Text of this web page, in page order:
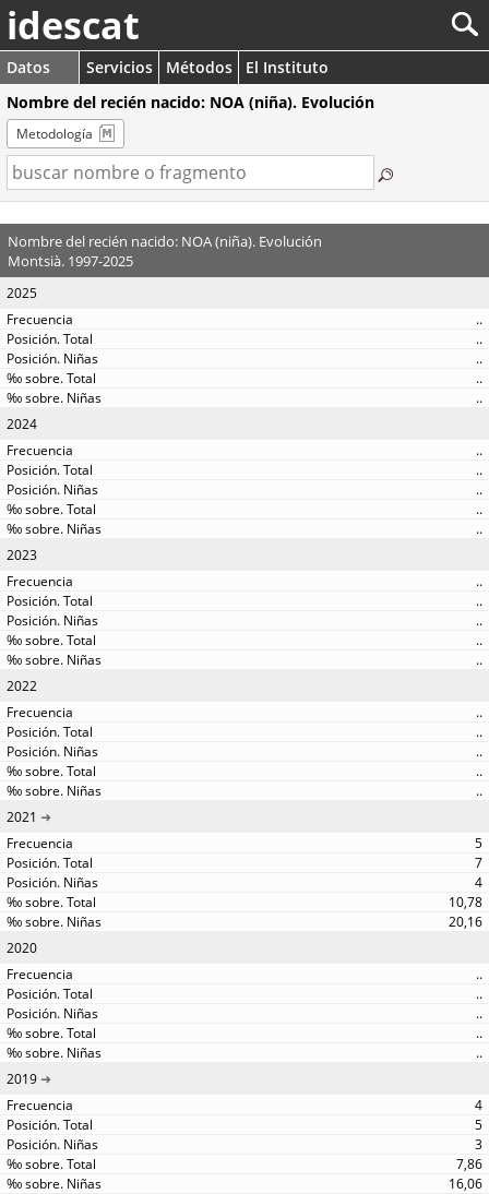
idescat
Datos Servicios Métodos
El Instituto
Nombre del recién nacido: NOA (niña). Evolución
Metodología
Nombre del recién nacido: NOA (niña). Evolución
Montsià. 1997-2025
2025
..
..
..
..
..
2024
..
..
..
..
..
2023
..
..
..
..
..
2022
..
..
..
..
..
2021
5
7
4
10,78
20,16
2020
..
..
..
..
..
2019
4
5
3
7,86
16,06